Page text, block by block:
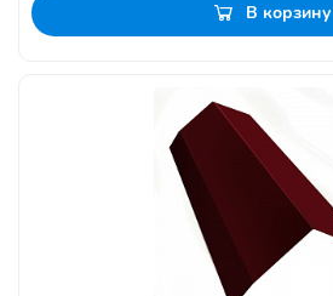
В корзину